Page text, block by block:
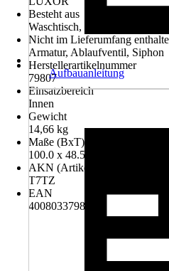
Besteht aus
Waschtisch, Überlaufgarnitur
Nicht im Lieferumfang
Armatur, Ablaufventil, Siphon
Herstellerartikelnummer
79807
Einsatzbereich
Innen
Gewicht
14,66 kg
Maße (BxT)
100.0 x 48.5 cm
AKN (Artikelkurznummer)
T7TZ
EAN
4008033798075
Aufbauanleitung